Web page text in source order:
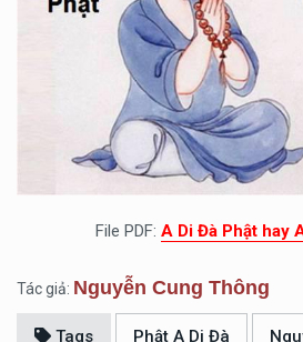
File PDF: A Di Đà Phật hay
Tác giả: Nguyễn Cung Thông
Tags Phật A Di Đà